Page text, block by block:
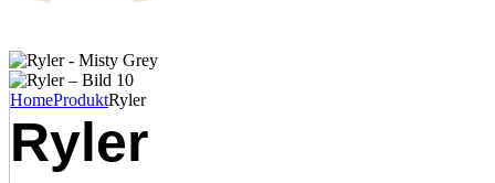
HomeProduktRyler
Ryler